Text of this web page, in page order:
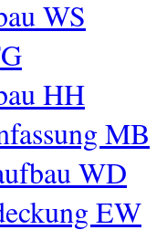
WS
HH
MB
WD
EW